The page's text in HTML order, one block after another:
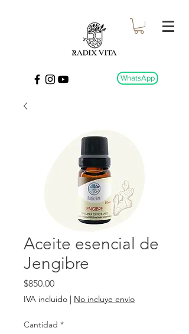
WhatsApp
Aceite esencial de
Jengibre
$850.00Precio
IVA incluido | No incluye envío
Cantidad *